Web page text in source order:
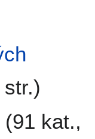
str.)
(91 kat.,